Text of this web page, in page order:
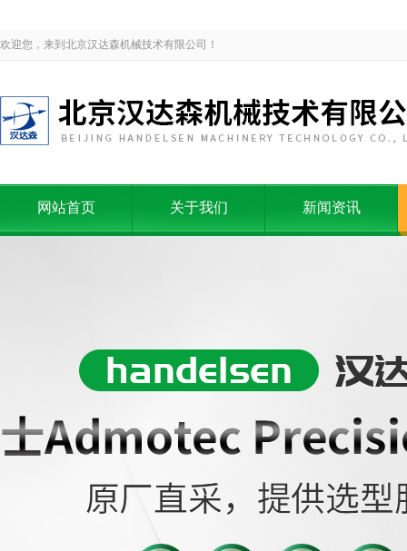
欢迎您，来到北京汉达森机械技术有限公司！
网站首页 关于我们 新闻资讯